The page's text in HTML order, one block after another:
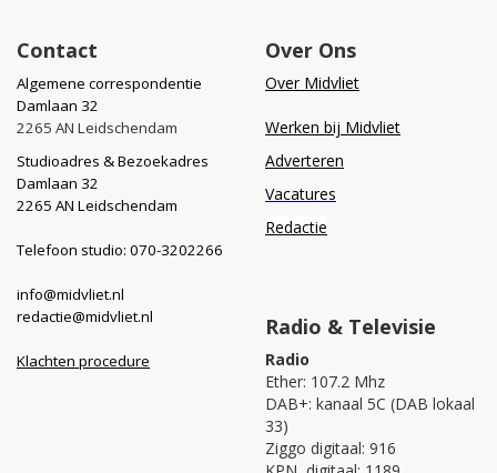
Contact
Algemene correspondentie
Damlaan 32
2265 AN Leidschendam
Studioadres & Bezoekadres
Damlaan 32
2265 AN Leidschendam
Telefoon studio: 070-3202266
info@midvliet.nl
redactie@midvliet.nl
Klachten procedure
Over Ons
Over Midvliet
Werken bij Midvliet
Adverteren
Vacatures
Redactie
Radio & Televisie
Radio
Ether: 107.2 Mhz
DAB+: kanaal 5C (DAB lokaal
33)
Ziggo digitaal: 916